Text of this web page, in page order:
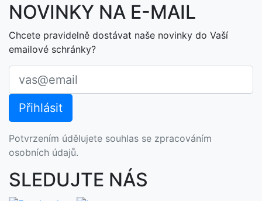
NOVINKY NA E-MAIL
Chcete pravidelně dostávat naše novinky do Vaší
emailové schránky?
Potvrzením údělujete souhlas se zpracováním
osobních údajů.
SLEDUJTE NÁS